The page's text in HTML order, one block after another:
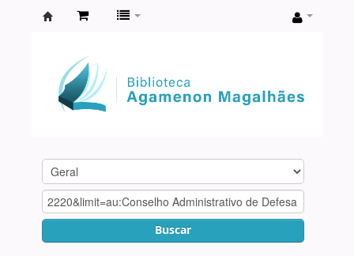
Agamenon
Magalhães
Buscar